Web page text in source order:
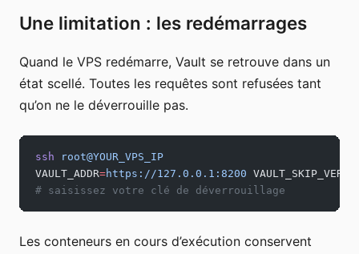
Une limitation : les redémarrages
Quand le VPS redémarre, Vault se retrouve dans un
état scellé. Toutes les requêtes sont refusées tant
qu’on ne le déverrouille pas.
ssh root@YOUR_VPS_IP
VAULT_ADDR=https://127.0.0.1:8200
# saisissez votre clé de déverrouillage
Les conteneurs en cours d’exécution conservent